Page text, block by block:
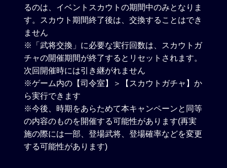
るのは、イベントスカウトの期間中のみとなりま
す。スカウト期間終了後は、交換することはでき
ません
※「武将交換」に必要な実行回数は、スカウトガ
チャの開催期間が終了するとリセットされます。
次回開催時には引き継がれません
※ゲーム内の【司令室】＞【スカウトガチャ】か
ら実行できます
※今後、時期をあらためて本キャンペーンと同等
の内容のものを開催する可能性があります(再実
施の際には一部、登場武将、登場確率などを変更
する可能性があります)